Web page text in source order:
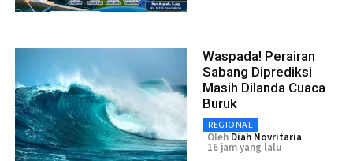
Waspada! Perairan
Sabang Diprediksi
Masih Dilanda Cuaca
Buruk
REGIONAL
Oleh Diah Novritaria
16 jam yang lalu